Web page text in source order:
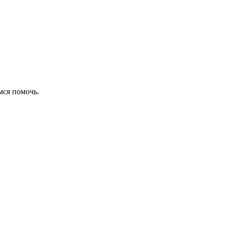
помочь.